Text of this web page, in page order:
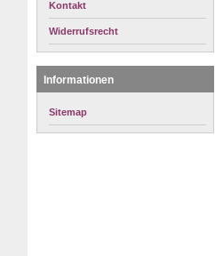
Kontakt
Widerrufsrecht
Informationen
Sitemap